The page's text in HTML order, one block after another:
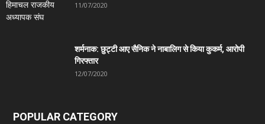
11/07/2020
शर्मनाक: छुट्टी आए सैनिक ने नाबालिग से किया कुकर्म, आरोपी
गिरफ्तार
12/07/2020
POPULAR CATEGORY